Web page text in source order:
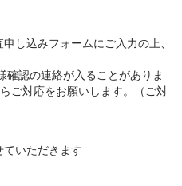
し込みフォームにご入力の上、
認の連絡が入ることがありま
ご対応をお願いします。（ご対
いただきます